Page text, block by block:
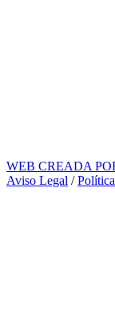
WEB CREADA
Aviso Legal /